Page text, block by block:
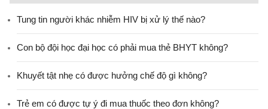
Tung tin người khác nhiễm HIV bị xử lý thế nào?
Con bộ đội học đại học có phải mua thẻ BHYT không?
Khuyết tật nhẹ có được hưởng chế độ gì không?
Trẻ em có được tự ý đi mua thuốc theo đơn không?